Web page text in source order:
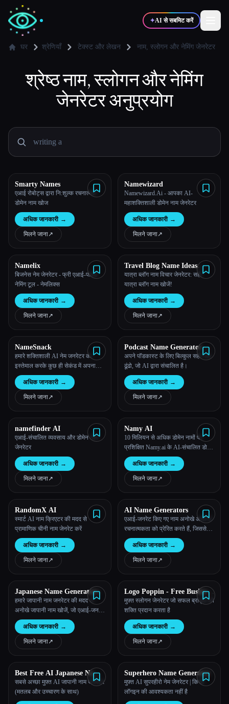
✦AI से सबमिट करें
✍️लेखक 🎨डिज़ाइनर
📈 मार्केटर्स
🎓 विद्यार्थी
ब्लॉग
टूल्स की तुलना करें
हमारे बारे में
घर श्रेणियाँ टेक्स्ट और लेखन नाम, स्लोगन और नेमिंग जेनरेटर
श्रेष्ठनाम, स्लोगन और नेमिंग
जेनरेटरअनुप्रयोग
Smarty Names
एआई रोबोट्स द्वारा नि:शुल्क रचनात्मक
डोमेन नाम खोज
अधिक जानकारी →
मिलने जाना↗︎
Namewizard
Namewizard.Ai - आपका AI-
महाशक्तिशाली डोमेन नाम जेनरेटर
अधिक जानकारी →
मिलने जाना↗︎
Namelix
बिजनेस नेम जेनरेटर - फ्री एआई-पावर्ड
नेमिंग टूल - नेमलिक्स
अधिक जानकारी →
मिलने जाना↗︎
Travel Blog Name Ideas
Generator
यात्रा ब्लॉग नाम विचार जेनरेटर: सही
यात्रा ब्लॉग नाम खोजें!
अधिक जानकारी →
मिलने जाना↗︎
NameSnack
हमारे शक्तिशाली AI नेम जनरेटर का
इस्तेमाल करके कुछ ही सेकंड में अपना
मनपसंद बिज़नेस नाम ढूंढें।
अधिक जानकारी →
मिलने जाना↗︎
Podcast Name Generator by
Podcast Rocket
अपने पॉडकास्ट के लिए बिल्कुल सही नाम
ढूंढो, जो AI द्वारा संचालित है।
अधिक जानकारी →
मिलने जाना↗︎
namefinder AI
एआई-संचालित व्यवसाय और डोमेन नाम
जेनरेटर
अधिक जानकारी →
मिलने जाना↗︎
Namy AI
10 मिलियन से अधिक डोमेन नामों पर
प्रशिक्षित Namy.ai के AI-संचालित डोमेन
जनरेटर का उपयोग करके, कुछ ही सेकंड में
अपना आदर्श डोमेन ढूंढें!
अधिक जानकारी →
मिलने जाना↗︎
RandomX AI
स्मार्ट AI नाम क्रिएटर की मदद से
प्रामाणिक चीनी नाम जेनरेट करें
अधिक जानकारी →
मिलने जाना↗︎
AI Name Generators
एआई-जनरेट किए गए नाम अनोखे अर्थों से
रचनात्मकता को प्रेरित करते हैं, जिससे
चरित्र निर्माण में वृद्धि होती है।
अधिक जानकारी →
मिलने जाना↗︎
Japanese Name Generators
हमारे जापानी नाम जनरेटर की मदद से
अनोखे जापानी नाम खोजें, जो एआई-जनरेट
किए गए सुझाव देते हैं, जो पारंपरिक
नामकरण परंपराओं और सांस्कृतिक
विविधता से संबंधित हैं।
अधिक जानकारी →
मिलने जाना↗︎
Logo Poppin - Free Business
Slogans Generator
मुफ़्त स्लोगन जेनरेटर जो सफल ब्रांड्स को
शक्ति प्रदान करता है
अधिक जानकारी →
मिलने जाना↗︎
Best Free AI Japanese Name
Generator
सबसे अच्छा मुफ़्त AI जापानी नाम जेनरेटर
(मतलब और उच्चारण के साथ)
Superhero Name Generator
मुफ़्त AI सुपरहीरो नेम जेनरेटर | किसी
लॉगइन की आवश्यकता नहीं है